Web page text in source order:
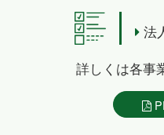
法
詳しくは各事